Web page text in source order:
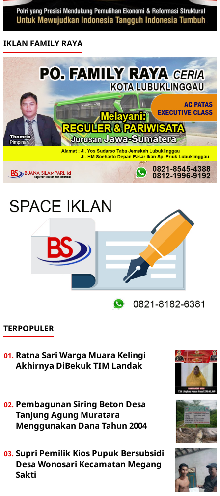
IKLAN FAMILY RAYA
TERPOPULER
Ratna Sari Warga Muara Kelingi
Akhirnya DiBekuk TIM Landak
Pembagunan Siring Beton Desa
Tanjung Agung Muratara
Menggunakan Dana Tahun 2004
Supri Pemilik Kios Pupuk Bersubsidi
Desa Wonosari Kecamatan Megang
Sakti